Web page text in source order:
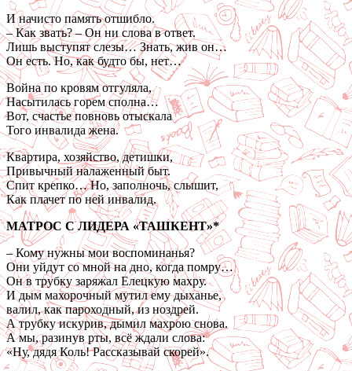
И начисто память отшибло.
– Как звать? – Он ни слова в ответ.
Лишь выступят слезы… Знать, жив он…
Он есть. Но, как будто бы, нет…
Война по кровям отгуляла,
Насытилась горем сполна…
Вот, счастье повновь отыскала
Того инвалида жена.
Квартира, хозяйство, детишки,
Привычный налаженный быт.
Спит крепко… Но, заполночь, слышит,
Как плачет по ней инвалид.
МАТРОС С ЛИДЕРА «ТАШКЕНТ»*
– Кому нужны мои воспоминанья?
Они уйдут со мной на дно, когда помру…
Он в трубку заряжал Елецкую махру.
И дым махорочный мутил ему дыханье,
валил, как пароходный, из ноздрей.
А трубку искурив, дымил махрою снова.
А мы, разинув рты, всё ждали слова:
«Ну, дядя Коль! Рассказывай скорей».